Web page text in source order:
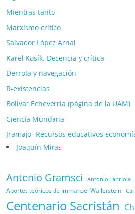
Mientras tanto
Marxismo crítico
Salvador López Arnal
Karel Kosík. Decencia y crítica
Derrota y navegación
R-existencias
Bolívar Echeverría (página de la UAM)
Ciencía Mundana
Jramajo- Recursos educativos
Joaquín Miras
Antonio Gramsci Antonio Labriola
Aportes teóricos de Immanuel Wallerstein
Centenario Sacristán